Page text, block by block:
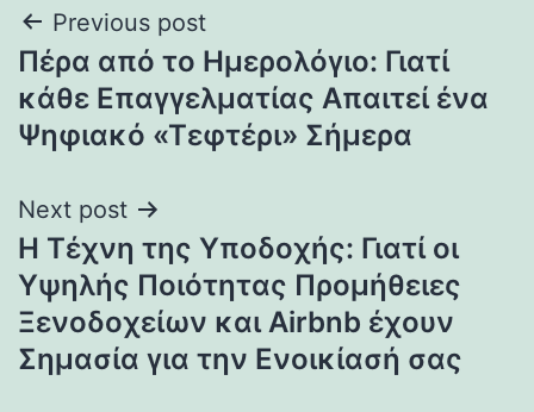
Post
navigation
Previous post
Πέρα από το Ημερολόγιο: Γιατί
κάθε Επαγγελματίας Απαιτεί ένα
Ψηφιακό «Τεφτέρι» Σήμερα
Next post
Η Τέχνη της Υποδοχής: Γιατί οι
Υψηλής Ποιότητας Προμήθειες
Ξενοδοχείων και Airbnb έχουν
Σημασία για την Ενοικίασή σας